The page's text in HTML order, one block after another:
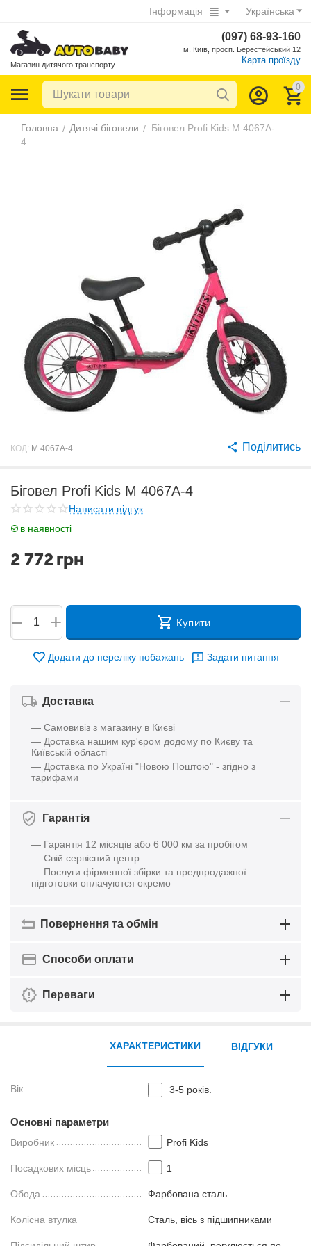
Українська
Інформація
Магазин дитячого транспорту
(097) 68-93-160
м. Київ, просп. Берестейський 12
Карта проїзду
0
Головна / Дитячі біговели / Біговел Profi Kids M 4067A-
4
КОД: M 4067A-4 Поділитись
Біговел Profi Kids M 4067A-4
Написати відгук
в наявності
2 772грн
+
− Купити
Додати до переліку побажань Задати питання
Доставка
— Самовивіз з магазину в Києві
— Доставка нашим кур'єром додому по Києву та
Київській області
— Доставка по Україні "Новою Поштою" - згідно з
тарифами
Гарантія
— Гарантія 12 місяців або 6 000 км за пробігом
— Свій сервісний центр
— Послуги фірменної збірки та предпродажної
підготовки оплачуются окремо
Повернення та обмін
Способи оплати
Переваги
ХАРАКТЕРИСТИКИ
Вік 3-5 років.
Основні параметри
Виробник Profi Kids
Посадкових місць 1
Обода Фарбована сталь
Колісна втулка Сталь, вісь з підшипниками
ВІДГУКИ